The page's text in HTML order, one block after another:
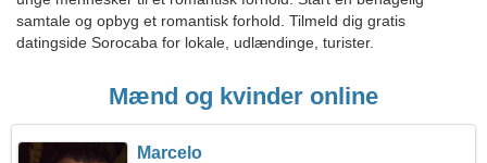
samtale og opbyg et romantisk forhold. Tilmeld dig gratis
datingside Sorocaba for lokale, udlændinge, turister.
Mænd og kvinder online
Marcelo